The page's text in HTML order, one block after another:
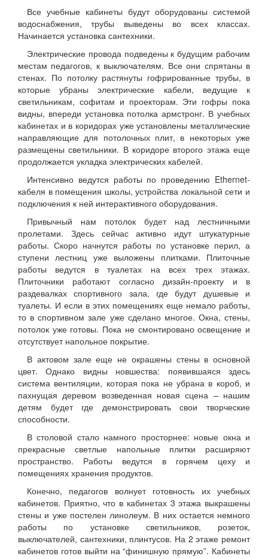
Все учебные кабинеты будут оборудованы системой
водоснабжения, трубы выведены во всех классах.
Начинается установка сантехники.
Электрические провода подведены к будущим рабочим
местам педагогов, к выключателям. Все они спрятаны в
стенах. По потолку растянуты гофрированные трубы, в
которые убраны электрические кабели, ведущие к
светильникам, софитам и проекторам. Эти гофры пока
видны, впереди установка потолка армстронг. В учебных
кабинетах и в коридорах уже установлены металлические
направляющие для потолочных плит, в некоторых уже
размещены светильники. В коридоре второго этажа еще
продолжается укладка электрических кабелей.
Интенсивно ведутся работы по проведению Ethernet-
кабеля в помещения школы, устройства локальной сети и
подключения к ней интерактивного оборудования.
Привычный нам потолок будет над лестничными
пролетами. Здесь сейчас активно идут штукатурные
работы. Скоро начнутся работы по установке перил, а
ступени лестниц уже выложены плитками. Плиточные
работы ведутся в туалетах на всех трех этажах.
Плиточники работают согласно дизайн-проекту и в
раздевалках спортивного зала, где будут душевые и
туалеты. И если в этих помещениях еще немало работы,
то в спортивном зале уже сделано многое. Окна, стены,
потолок уже готовы. Пока не смонтировано освещение и
отсутствует напольное покрытие.
В актовом зале еще не окрашены стены в основной
цвет. Однако видны новшества: появившаяся здесь
система вентиляции, которая пока не убрана в короб, и
пахнущая деревом возведенная новая сцена – нашим
детям будет где демонстрировать свои творческие
способности.
В столовой стало намного просторнее: новые окна и
прекрасные светлые напольные плитки расширяют
пространство. Работы ведутся в горячем цеху и
помещениях хранения продуктов.
Конечно, педагогов волнует готовность их учебных
кабинетов. Приятно, что в кабинетах 3 этажа выкрашены
стены и уже постелен линолеум. В них остается немного
работы по установке светильников, розеток,
выключателей, сантехники, плинтусов. На 2 этаже ремонт
кабинетов готов выйти на “финишную прямую”. Кабинеты